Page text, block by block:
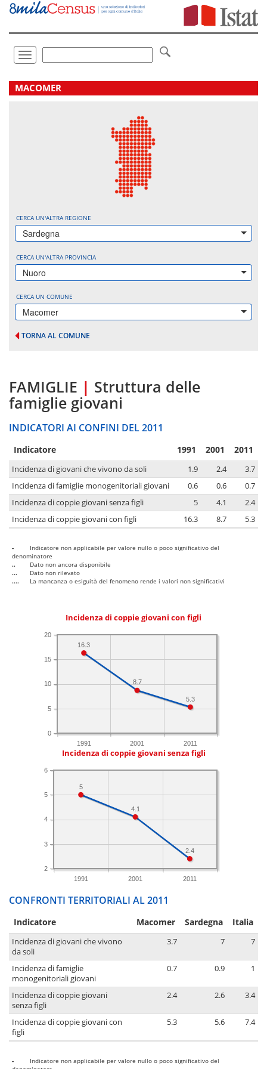
Vai
direttamente
Toggle
navigation
.
MACOMER
CERCA UN'ALTRA REGIONE
Sardegna
CERCA UN'ALTRA PROVINCIA
Nuoro
CERCA UN COMUNE
Macomer
TORNA AL COMUNE
FAMIGLIE | Struttura delle
famiglie giovani
INDICATORI AI CONFINI DEL 2011
Indicatore 1991 2001 2011
Incidenza di giovani che vivono da soli 1.9 2.4
3.7
Incidenza di famiglie monogenitoriali giovani
0.6 0.6
0.7
Incidenza di coppie giovani senza figli
5 4.1
2.4
Incidenza di coppie giovani con figli
16.3 8.7 5.3
-
Indicatore non applicabile per valore nullo o poco significativo del
denominatore
..
Dato non ancora disponibile
...
Dato non rilevato
....
La mancanza o esiguità del fenomeno rende i valori non significativi
Incidenza di coppie giovani con figli
1991 2001 2011
0
5
10
15
20
5.3
8.7
16.3
Incidenza di coppie giovani senza figli
1991 2001 2011
2
3
4
5
6
2.4
4.1
5
CONFRONTI TERRITORIALI AL 2011
Indicatore Macomer Sardegna Italia
Incidenza di giovani che vivono
da soli
3.7 7 7
Incidenza di famiglie
monogenitoriali giovani
0.7 0.9 1
Incidenza di coppie giovani
senza figli
2.4 2.6 3.4
Incidenza di coppie giovani con
figli
5.3 5.6 7.4
-
Indicatore non applicabile per valore nullo o poco significativo del